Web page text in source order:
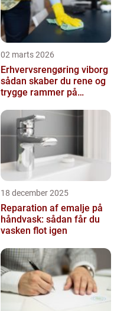
02 marts 2026
Erhvervsrengøring viborg
sådan skaber du rene og
trygge rammer på
18 december 2025
Reparation af emalje på
håndvask: sådan får du
vasken flot igen